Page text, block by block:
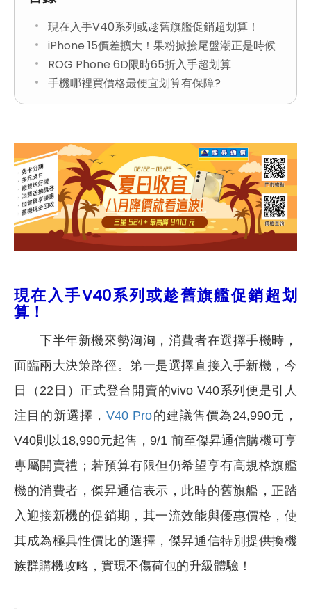
現在入手V40系列或趁舊旗艦促銷超划算！
iPhone 15價差擴大！果粉掀撿尾盤潮正是時候
ROG Phone 6D限時65折入手超划算
手機哪裡買價格最便宜划算有保障?
現在入手V40系列或趁舊旗艦促銷超划
算！
下半年新機來勢洶洶，消費者在選擇手機時，
面臨兩大決策路徑。第一是選擇直接入手新機，今
日（22日）正式登台開賣的vivo V40系列便是引人
注目的新選擇，V40 Pro的建議售價為24,990元，
V40則以18,990元起售，9/1 前至傑昇通信購機可享
專屬開賣禮；若預算有限但仍希望享有高規格旗艦
機的消費者，傑昇通信表示，此時的舊旗艦，正踏
入迎接新機的促銷期，其一流效能與優惠價格，使
其成為極具性價比的選擇，傑昇通信特別提供換機
族群購機攻略，實現不傷荷包的升級體驗！